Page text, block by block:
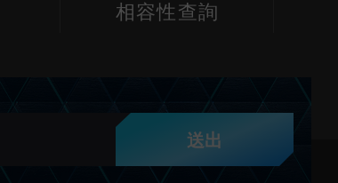
相容性查詢
送出